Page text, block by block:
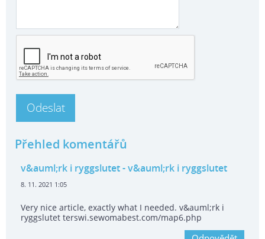
Přehled komentářů
v&auml;rk i ryggslutet- v&auml;rk i ryggslutet
8. 11. 2021 1:05
Very nice article, exactly what I needed. v&auml;rk i
ryggslutet terswi.sewomabest.com/map6.php